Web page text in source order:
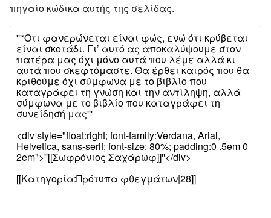
πηγαίο κώδικα αυτής της σελίδας.